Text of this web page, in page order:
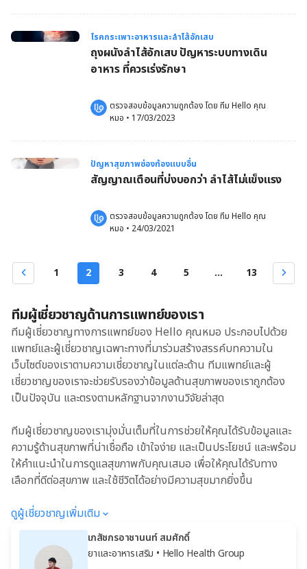
โรคกระเพาะอาหารและลำไส้อักเสบ
ถุงผนังลำไส้อักเสบ ปัญหาระบบทางเดิน
อาหาร ที่ควรเร่งรักษา
ตรวจสอบข้อมูลความถูกต้อง โดย ทีม Hello คุณ
หมอ • 17/03/2023
ปัญหาสุขภาพช่องท้องแบบอื่น
สัญญาณเตือนที่บ่งบอกว่า ลำไส้ไม่แข็งแรง
ตรวจสอบข้อมูลความถูกต้อง โดย ทีม Hello คุณ
หมอ • 24/03/2021
1 2 3 4 5 ... 13
ทีมผู้เชี่ยวชาญด้านการแพทย์ของเรา
ทีมผู้เชี่ยวชาญทางการแพทย์ของ Hello คุณหมอ ประกอบไปด้วย
แพทย์และผู้เชี่ยวชาญเฉพาะทางที่มาร่วมสร้างสรรค์บทความใน
เว็บไซต์ของเราตามความเชี่ยวชาญในแต่ละด้าน ทีมแพทย์และผู้
เชี่ยวชาญของเราจะช่วยรับรองว่าข้อมูลด้านสุขภาพของเราถูกต้อง
เป็นปัจจุบัน และตรงตามหลักฐานจากงานวิจัยล่าสุด
ทีมผู้เชี่ยวชาญของเรามุ่งมั่นเต็มที่ในการช่วยให้คุณได้รับข้อมูลและ
ความรู้ด้านสุขภาพที่น่าเชื่อถือ เข้าใจง่าย และเป็นประโยชน์ และพร้อม
ให้คำแนะนำในการดูแลสุขภาพกับคุณเสมอ เพื่อให้คุณได้รับทาง
เลือกที่ดีต่อสุขภาพ และใช้ชีวิตได้อย่างมีความสุขมากยิ่งขึ้น
ดูผู้เชี่ยวชาญเพิ่มเติม
เภสัชกรอาชานนท์ สมศักดิ์
ยาและอาหารเสริม • Hello Health Group